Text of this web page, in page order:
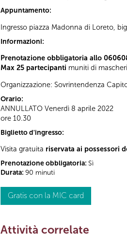
Appuntamento:
Ingresso piazza Madonna di Loreto,
Informazioni:
Prenotazione obbligatoria allo
Max 25 partecipanti muniti di
Organizzazione: Sovrintendenza
Orario:
ANNULLATO Venerdì 8 aprile 2022
ore 10.30
Biglietto d'ingresso:
Visita gratuita riservata ai possessori
Prenotazione obbligatoria: Sì
Durata: 90 minuti
Gratis con la MIC card
Attività correlate